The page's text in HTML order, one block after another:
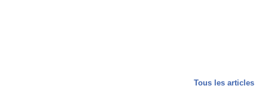
Tous les articles